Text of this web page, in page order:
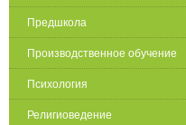
Предшкола
Производственное обучение
Психология
Религиоведение